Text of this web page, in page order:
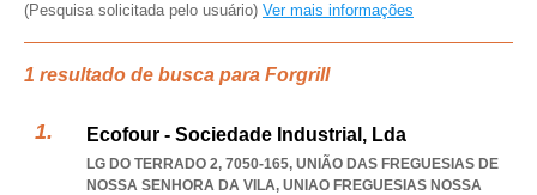
(Pesquisa solicitada pelo usuário) Ver mais informações
1 resultado de busca para Forgrill
Ecofour - Sociedade Industrial, Lda
LG DO TERRADO 2, 7050-165, UNIÃO DAS FREGUESIAS DE
NOSSA SENHORA DA VILA, UNIAO FREGUESIAS NOSSA